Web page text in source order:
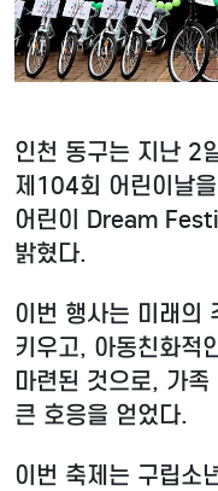
인천 동구는 지난 2
제104회 어린이날
어린이 Dream
밝혔다.
이번 행사는 미래의
키우고, 아동친화적
마련된 것으로, 가
큰 호응을 얻었다.
이번 축제는 구립소